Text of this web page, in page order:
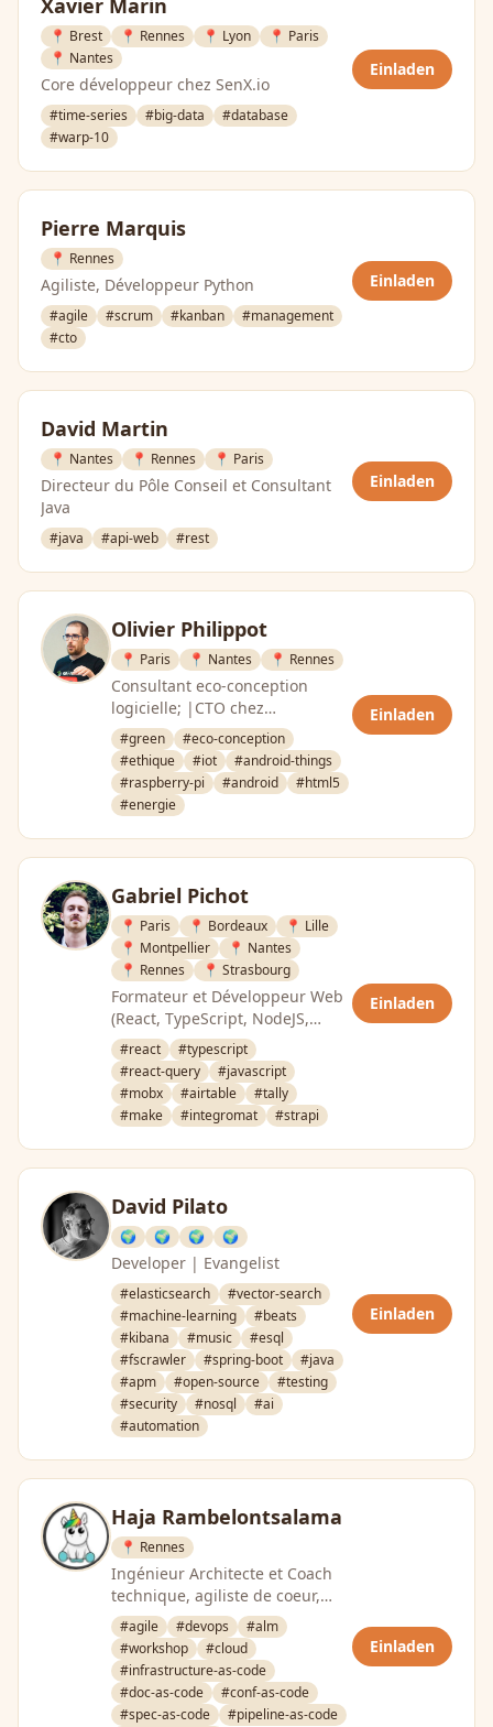
Xavier Marin
📍 Brest 📍 Rennes 📍 Lyon
📍 Paris
📍 Nantes
Core développeur chez SenX.io
#time-series #big-data
#database
#warp-10
Einladen
Pierre Marquis
📍 Rennes
Agiliste, Développeur Python
#agile #scrum #kanban
#management
#cto
Einladen
David Martin
📍 Nantes 📍 Rennes 📍 Paris
Directeur du Pôle Conseil et Consultant
Java
#java #api-web #rest
Einladen
Olivier Philippot
📍 Paris 📍 Nantes 📍 Rennes
Consultant eco-conception
logicielle; |CTO chez
Greenspector
#green
#eco-conception
#ethique
#iot
#android-things
#raspberry-pi
#android
#html5
#energie
Einladen
Gabriel Pichot
📍 Paris 📍 Bordeaux
📍 Lille
📍 Montpellier
📍 Nantes
📍 Rennes
📍 Strasbourg
Formateur et Développeur Web
(React, TypeScript, NodeJS,
NoCode & Low Code). CTO
Consultant. CTO @CraftValue. …
#react
#typescript
#react-query
#javascript
#mobx
#airtable
#tally
#make
#integromat #strapi
Einladen
David Pilato
🌍 🌍 🌍 🌍
Developer | Evangelist
#elasticsearch
#vector-search
#machine-learning
#beats
#kibana
#music
#esql
#fscrawler
#spring-boot
#java
#apm
#open-source
#testing
#security
#nosql
#ai
#automation
Einladen
Haja Rambelontsalama
📍 Rennes
Ingénieur Architecte et Coach
technique, agiliste de coeur,
crafteur d’esprit, le partage de
passions est ce qui …
#agile #devops
#alm
#workshop
#cloud
#infrastructure-as-code
#doc-as-code
#conf-as-code
#spec-as-code
#pipeline-as-code
Einladen